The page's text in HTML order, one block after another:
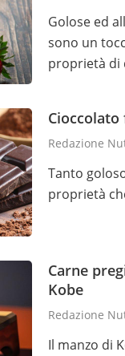
Golose ed
sono un
proprietà di
Redazione
Tanto
proprietà
Carne
Kobe
Redazione
Il manzo di